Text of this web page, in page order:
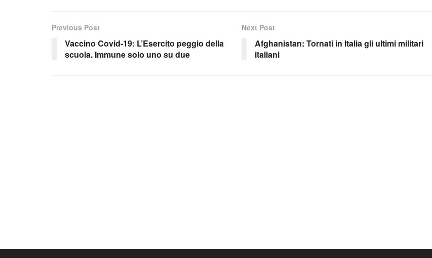
Previous Post
Vaccino Covid-19: L’Esercito peggio della
scuola. Immune solo uno su due
Next Post
Afghanistan: Tornati in Italia gli ultimi militari
italiani